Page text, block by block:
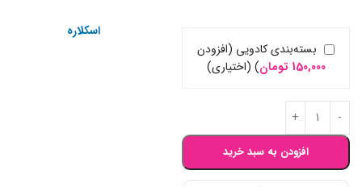
حمل آسان با بسته بندی کوچک
قابل استفاده برای تمامی سنین
بسته‌بندی کادویی (افزودن
150,000 تومان) (اختیاری)
افزودن به سبد خرید
اسکلاره